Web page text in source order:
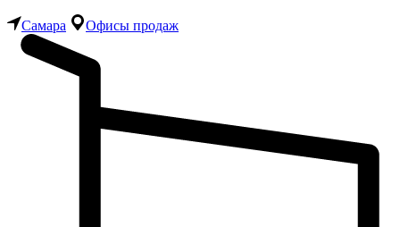
Самара Офисы продаж